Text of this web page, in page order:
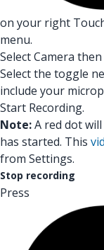
on your right
menu.
Select Camera
Select the toggle
include your
Start Recording.
Note:A red dot
has started. This
from Settings.
Stop recording
Press